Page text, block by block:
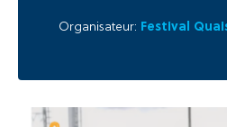
Organisateur: Festival